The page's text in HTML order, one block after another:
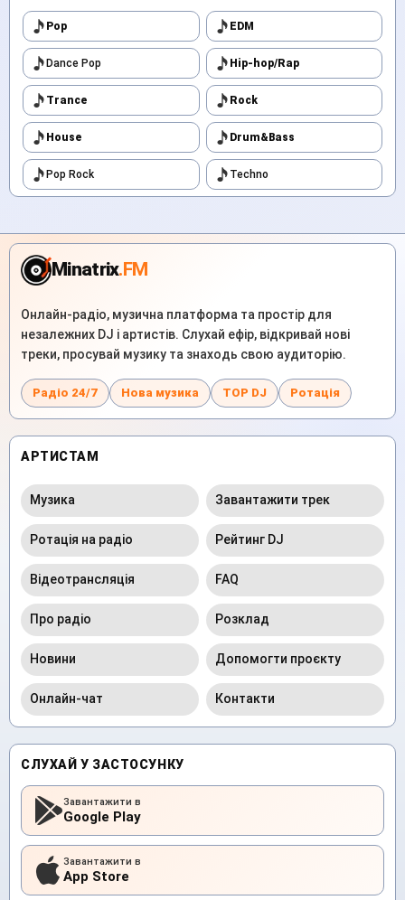
Pop EDM
Dance Pop Hip-hop/Rap
Trance Rock
House Drum&Bass
Pop Rock Techno
Minatrix.FM
Онлайн-радіо, музична платформа та простір для
незалежних DJ і артистів. Слухай ефір, відкривай нові
треки, просувай музику та знаходь свою аудиторію.
Радіо 24/7 Нова музика TOP DJ Ротація
АРТИСТАМ
Музика Завантажити трек
Ротація на радіо Рейтинг DJ
Відеотрансляція FAQ
Про радіо Розклад
Новини Допомогти проєкту
Онлайн-чат Контакти
СЛУХАЙ У ЗАСТОСУНКУ
Завантажити в
Google Play
Завантажити в
App Store